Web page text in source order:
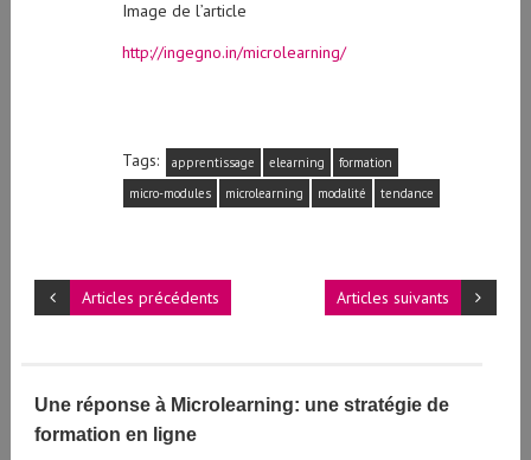
Image de l’article
http://ingegno.in/microlearning/
Tags: apprentissage elearning
formation
micro-modules
microlearning modalité tendance
Articles suivants
Articles précédents
Une réponse à Microlearning: une stratégie de
formation en ligne